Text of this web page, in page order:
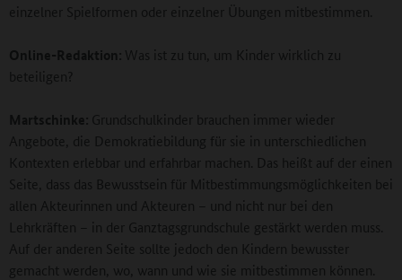
einzelner Spielformen oder einzelner Übungen mitbestimmen.
Online-Redaktion: Was ist zu tun, um Kinder wirklich zu
beteiligen?
Martschinke: Grundschulkinder brauchen immer wieder
Angebote, die Demokratiebildung für sie in unterschiedlichen
Kontexten erlebbar und erfahrbar machen. Das heißt auf der einen
Seite, dass das Bewusstsein für Mitbestimmungsmöglichkeiten bei
allen Akteurinnen und Akteuren – und nicht nur bei den
Lehrkräften – in der Ganztagsgrundschule gestärkt werden muss.
Auf der anderen Seite sollte jedoch den Kindern bewusster
gemacht werden, wo, wann und wie sie mitbestimmen können.